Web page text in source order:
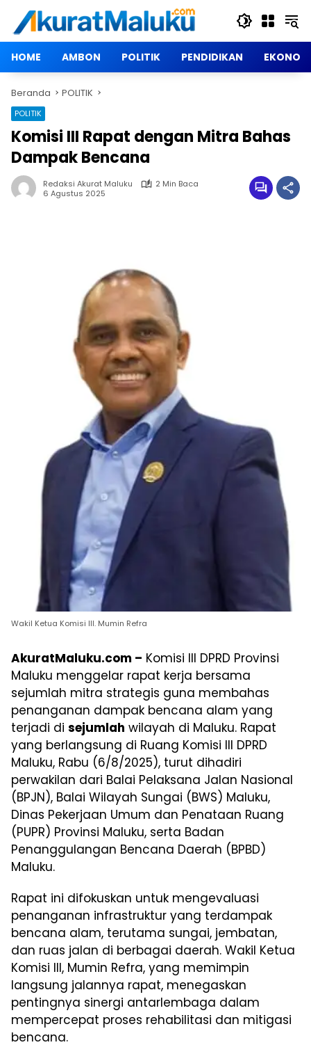
konten
HOME
AMBON POLITIK PENDIDIKAN
Beranda POLITIK
POLITIK
Komisi III Rapat dengan Mitra Bahas
Dampak Bencana
Redaksi Akurat Maluku
2 Min Baca
6 Agustus 2025
Wakil Ketua Komisi III. Mumin Refra
AkuratMaluku.com – Komisi III DPRD Provinsi
Maluku menggelar rapat kerja bersama
sejumlah mitra strategis guna membahas
penanganan dampak bencana alam yang
terjadi di sejumlah wilayah di Maluku. Rapat
yang berlangsung di Ruang Komisi III DPRD
Maluku, Rabu (6/8/2025), turut dihadiri
perwakilan dari Balai Pelaksana Jalan Nasional
(BPJN), Balai Wilayah Sungai (BWS) Maluku,
Dinas Pekerjaan Umum dan Penataan Ruang
(PUPR) Provinsi Maluku, serta Badan
Penanggulangan Bencana Daerah (BPBD)
Maluku.
Rapat ini difokuskan untuk mengevaluasi
penanganan infrastruktur yang terdampak
bencana alam, terutama sungai, jembatan,
dan ruas jalan di berbagai daerah. Wakil Ketua
Komisi III, Mumin Refra, yang memimpin
langsung jalannya rapat, menegaskan
pentingnya sinergi antarlembaga dalam
mempercepat proses rehabilitasi dan mitigasi
bencana.